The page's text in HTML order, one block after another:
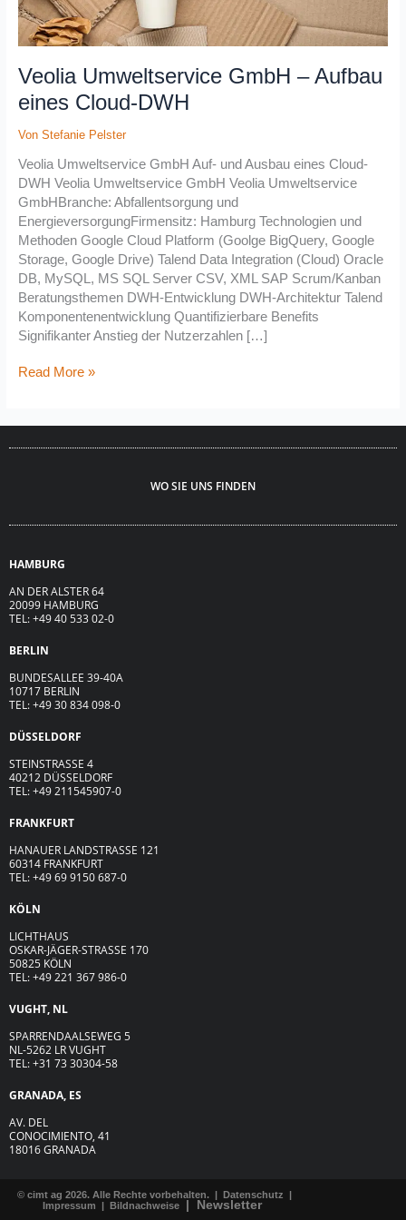
Veolia Umweltservice GmbH – Aufbau
eines Cloud-DWH
Von Stefanie Pelster
Veolia Umweltservice GmbH Auf- und Ausbau eines Cloud-
DWH Veolia Umweltservice GmbH Veolia Umweltservice
GmbHBranche: Abfallentsorgung und
EnergieversorgungFirmensitz: Hamburg Technologien und
Methoden Google Cloud Platform (Goolge BigQuery, Google
Storage, Google Drive) Talend Data Integration (Cloud) Oracle
DB, MySQL, MS SQL Server CSV, XML SAP Scrum/Kanban
Beratungsthemen DWH-Entwicklung DWH-Architektur Talend
Komponentenentwicklung Quantifizierbare Benefits
Signifikanter Anstieg der Nutzerzahlen […]
Read More »
WO SIE UNS FINDEN
HAMBURG
AN DER ALSTER 64
20099 HAMBURG
TEL: +49 40 533 02-0
BERLIN
BUNDESALLEE 39-40A
10717 BERLIN
TEL: +49 30 834 098-0
DÜSSELDORF
STEINSTRASSE 4
40212 DÜSSELDORF
TEL: +49 211545907-0
FRANKFURT
HANAUER LANDSTRASSE 121
60314 FRANKFURT
TEL: +49 69 9150 687-0
KÖLN
LICHTHAUS
OSKAR-JÄGER-STRASSE 170
50825 KÖLN
TEL: +49 221 367 986-0
VUGHT, NL
SPARRENDAALSEWEG 5
NL-5262 LR VUGHT
TEL: +31 73 30304-58
GRANADA, ES
AV. DEL
CONOCIMIENTO, 41
18016 GRANADA
© cimt ag 2026. Alle Rechte vorbehalten. | Datenschutz
Impressum
Bildnachweise | Newsletter